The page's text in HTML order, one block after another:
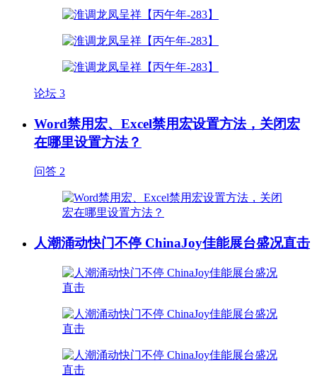
论坛 3
Word禁用宏、Excel禁用宏设置方法，关闭宏
在哪里设置方法？
问答 2
人潮涌动快门不停 ChinaJoy佳能展台盛况直击